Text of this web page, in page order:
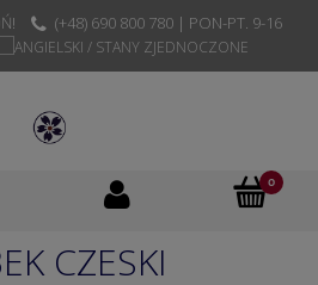
(+48) 690 800 780 | PON-PT. 9-16
CZESKI